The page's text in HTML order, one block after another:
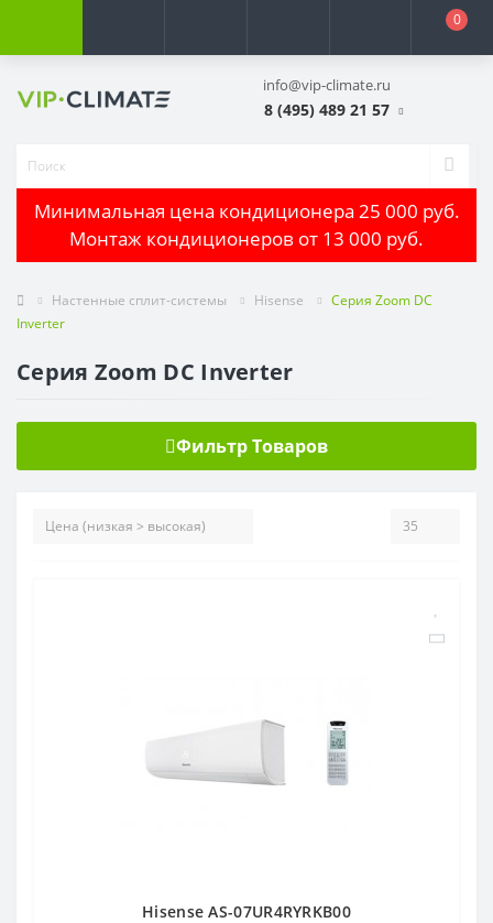
0
info@vip-climate.ru
8 (495) 489 21 57
Минимальная цена кондиционера 25 000 руб.
Монтаж кондиционеров от 13 000 руб.
Настенные сплит-системы Hisense
Серия Zoom DC
Inverter
Серия Zoom DC Inverter
Фильтр Товаров
Hisense AS-07UR4RYRKB00